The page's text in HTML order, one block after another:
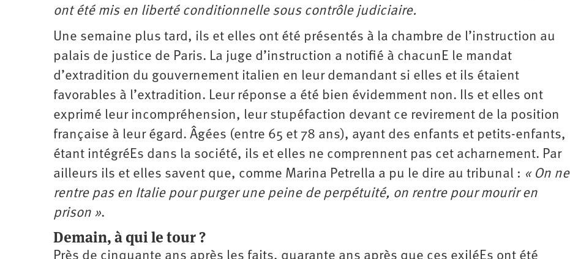
ont été mis en liberté conditionnelle sous contrôle judiciaire.
Une semaine plus tard, ils et elles ont été présentés à la chambre de l’instruction au
palais de justice de Paris. La juge d’instruction a notifié à chacunE le mandat
d’extradition du gouvernement italien en leur demandant si elles et ils étaient
favorables à l’extradition. Leur réponse a été bien évidemment non. Ils et elles ont
exprimé leur incompréhension, leur stupéfaction devant ce revirement de la position
française à leur égard. Âgées (entre 65 et 78 ans), ayant des enfants et petits-enfants,
étant intégréEs dans la société, ils et elles ne comprennent pas cet acharnement. Par
ailleurs ils et elles savent que, comme Marina Petrella a pu le dire au tribunal : « On ne
rentre pas en Italie pour purger une peine de perpétuité, on rentre pour mourir en
prison ».
Demain, à qui le tour ?